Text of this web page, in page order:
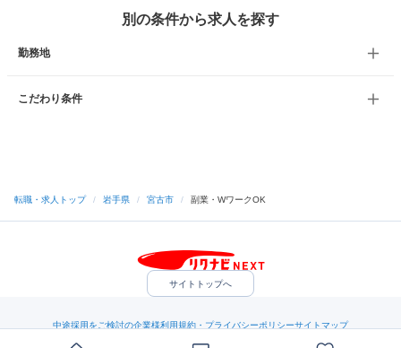
別の条件から求人を探す
勤務地
こだわり条件
転職・求人トップ / 岩手県 / 宮古市 / 副業・WワークOK
サイトトップへ
中途採用をご検討の企業様利用規約・プライバシーポリシーサイトマップ